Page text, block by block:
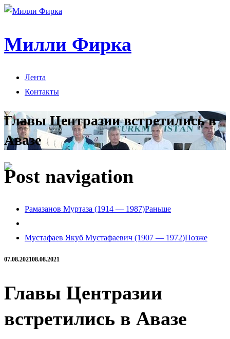
Милли Фирка
Лента
Контакты
Главы Центразии встретились в
Авазе
Post navigation
Рамазанов Муртаза (1914 — 1987)Раньше
Мустафаев Якуб Мустафаевич (1907 — 1972)Позже
07.08.202108.08.2021
Главы Центразии
встретились в Авазе